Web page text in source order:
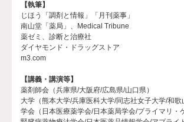
【執筆】
じほう「調剤と情報」「月刊薬事」
南山堂「薬局」、Medical Tribune
薬ゼミ、診断と治療社
ダイヤモンド・ドラッグストア
m3.com
【講義・講演等】
薬剤師会（兵庫県/大阪府/広島県/山口県）
大学（熊本大学/兵庫医科大学/同志社女子大学/和歌
学会（日本医療薬学会/日本薬局学会/プライマリ・